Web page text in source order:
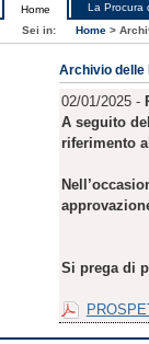
Home La Procura
Sei in:
Home >
Archivio delle
02/01/2025 -
A seguito
riferimento
Si prega di